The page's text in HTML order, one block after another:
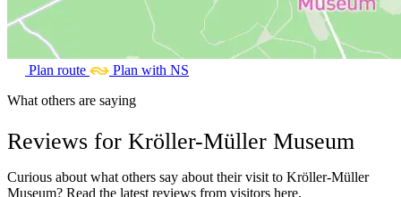
Plan route
Plan with NS
What others are saying
Reviews for Kröller-Müller Museum
Curious about what others say about their visit to Kröller-Müller
Museum? Read the latest reviews from visitors here.